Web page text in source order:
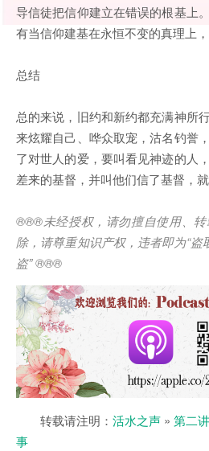
导信徒把信仰建立在错误的根基上
有当信仰建基在永恒不变的真理上
总结
总的来说，旧约和新约都充满神所
来炫耀自己、哗众取宠，沽名钓誉
了对世人的爱，要叫看见神迹的人
差来的基督，并叫他们信了基督，
®®®未经授权，请勿擅自使用、
除，请尊重知识产权，违者即为“盗
盗” ®®®
转载请注明： 活水之声 » 第二
事